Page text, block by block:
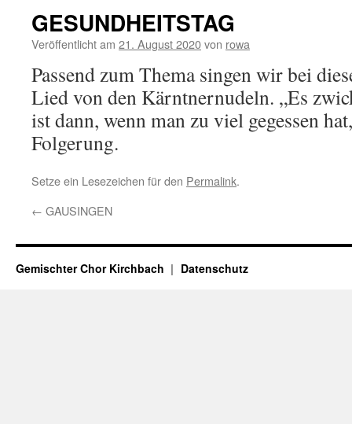
GESUNDHEITSTAG
Veröffentlicht am 21. August 2020von rowa
Passend zum Thema singen wir bei
Lied von den Kärntnernudeln. „Es
ist dann, wenn man zu viel gegessen
Folgerung.
Setze ein Lesezeichen für den Permalink.
← GAUSINGEN
Gemischter Chor Kirchbach Datenschutz